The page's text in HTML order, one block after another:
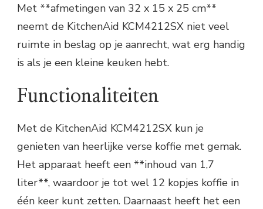
Met **afmetingen van 32 x 15 x 25 cm**
neemt de KitchenAid KCM4212SX niet veel
ruimte in beslag op je aanrecht, wat erg handig
is als je een kleine keuken hebt.
Functionaliteiten
Met de KitchenAid KCM4212SX kun je
genieten van heerlijke verse koffie met gemak.
Het apparaat heeft een **inhoud van 1,7
liter**, waardoor je tot wel 12 kopjes koffie in
één keer kunt zetten. Daarnaast heeft het een